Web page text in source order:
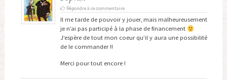
Répondre à ce commentaire
Il me tarde de pouvoir y jouer, mais malheureusement
je n’ai pas participé à la phase de financement
J’espère de tout mon coeur qu’il y aura une possibilité
de le commander !!
Merci pour tout encore !